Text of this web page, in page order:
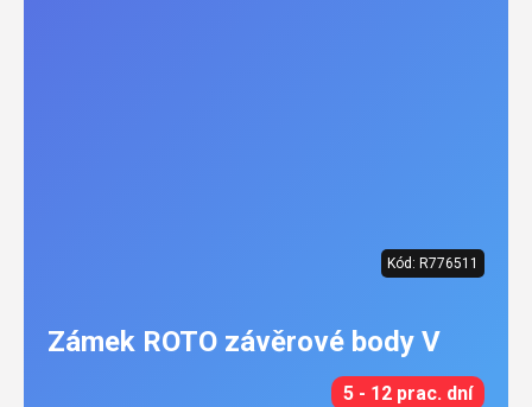
Kód: R776511
Zámek ROTO závěrové body V
5 - 12 prac. dní